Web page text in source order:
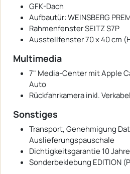
GFK-Dach
Aufbautür: WEINSBERG
Rahmenfenster SEITZ S7P
Ausstellfenster 70 x 40 cm
Multimedia
7" Media-Center mit Apple
Auto
Rückfahrkamera inkl.
Sonstiges
Transport, Genehmigung
Auslieferungspauschale
Dichtigkeitsgarantie 10 Jahre
Sonderbeklebung EDITION